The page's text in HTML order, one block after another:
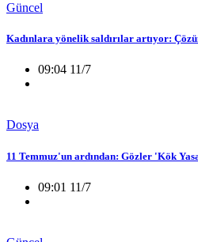
Güncel
Kadınlara yönelik saldırılar artıyor:
09:04 11/7
Dosya
11 Temmuz'un ardından: Gözler 'Kök
09:01 11/7